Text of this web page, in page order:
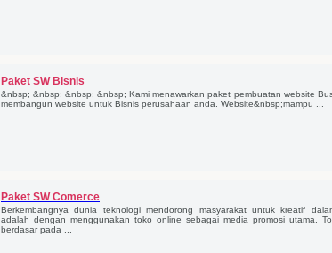
Paket SW Bisnis
&nbsp; &nbsp; &nbsp; &nbsp; Kami menawarkan paket pembuatan website
membangun website untuk Bisnis perusahaan anda. Website&nbsp;mampu ...
Paket SW Comerce
Berkembangnya dunia teknologi mendorong masyarakat untuk kreatif
adalah dengan menggunakan toko online sebagai media promosi utama.
berdasar pada ...